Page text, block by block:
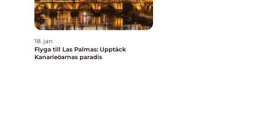
18. jan
Flyga till Las Palmas: Upptäck
Kanarieöarnas paradis